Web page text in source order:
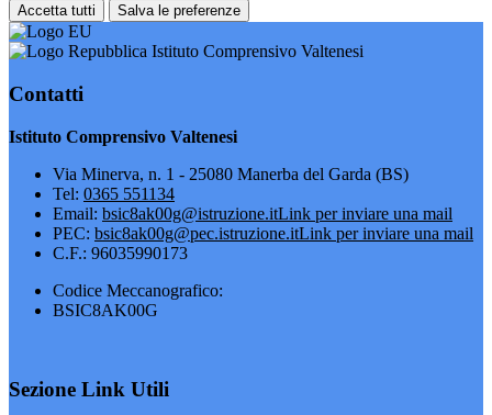
Accetta tutti Salva le preferenze
Istituto Comprensivo Valtenesi
Contatti
Istituto Comprensivo Valtenesi
Via Minerva, n. 1 - 25080 Manerba del Garda (BS)
Tel: 0365 551134
Email: bsic8ak00g@istruzione.itLink per inviare una mail
PEC: bsic8ak00g@pec.istruzione.itLink per inviare una mail
C.F.: 96035990173
Codice Meccanografico:
BSIC8AK00G
Sezione Link Utili